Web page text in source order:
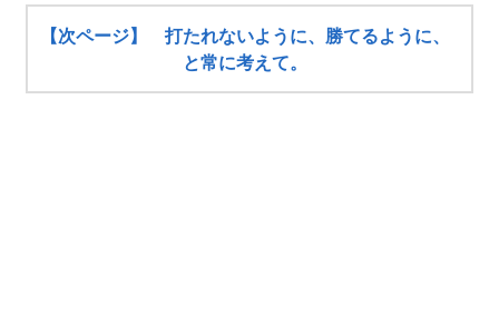
【次ページ】 打たれないように、勝てるように、
と常に考えて。